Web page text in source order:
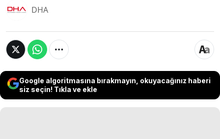
DHA
Google algoritmasına bırakmayın, okuyacağınız haberi
siz seçin! Tıkla ve ekle